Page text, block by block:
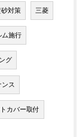
対策 三菱
ム施行
グ
ス
カバー取付